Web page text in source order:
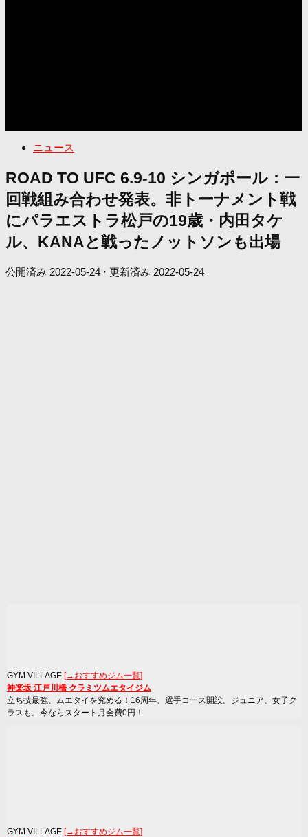
ニュース
ROAD TO UFC 6.9-10 シンガポール：一
回戦組み合わせ発表。非トーナメント戦
にパラエストラ松戸の19歳・内田タケ
ル、KANAと戦ったノットソンも出場
公開済み 2022-05-24 · 更新済み 2022-05-24
GYM VILLAGE [→おすすめジム一覧]
神楽坂 江戸川橋 クラミツムエタイジム
立ち技最強、ムエタイを究める！16周年、選手コース開設。ジュニア、女子ク
ラスも。今ならスタート月会費0円！
GYM VILLAGE [→おすすめジム一覧]